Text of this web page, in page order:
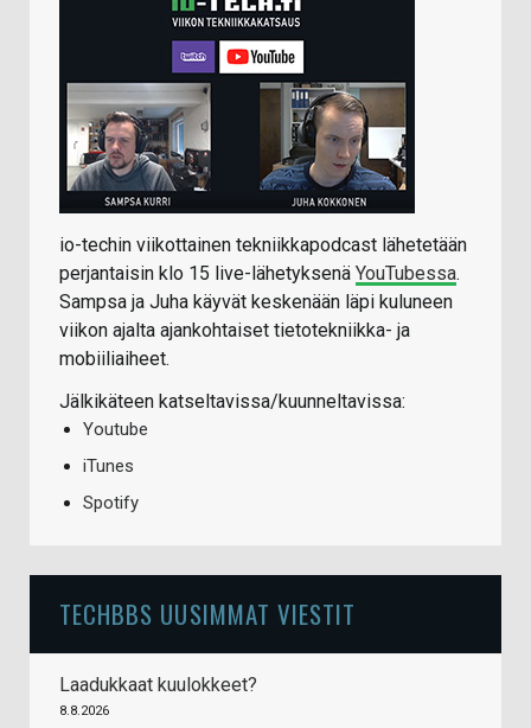
io-techin viikottainen tekniikkapodcast lähetetään
perjantaisin klo 15 live-lähetyksenä YouTubessa.
Sampsa ja Juha käyvät keskenään läpi kuluneen
viikon ajalta ajankohtaiset tietotekniikka- ja
mobiiliaiheet.
Jälkikäteen katseltavissa/kuunneltavissa:
Youtube
iTunes
Spotify
TECHBBS UUSIMMAT VIESTIT
Laadukkaat kuulokkeet?
8.8.2026